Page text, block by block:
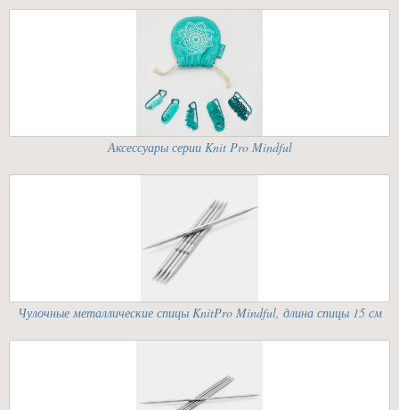
Аксессуары серии Knit Pro Mindful
Чулочные металлические спицы KnitPro Mindful, длина спицы 15 см